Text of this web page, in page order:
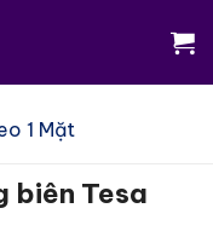
1 Mặt
biên Tesa